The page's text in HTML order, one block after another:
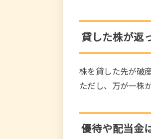
貸した株が返
株を貸した先が破
ただし、万が一株
優待や配当金